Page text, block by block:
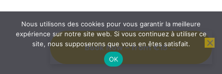
Book Now - from €15 →
Nous utilisons des cookies pour vous garantir la meilleure
expérience sur notre site web. Si vous continuez à utiliser ce
site, nous supposerons que vous en êtes satisfait.
OK